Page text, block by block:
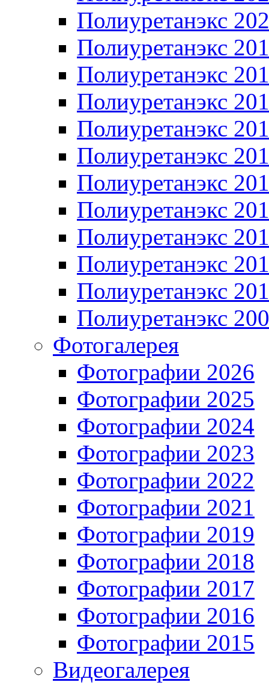
Полиуретанэкс
Полиуретанэкс
Полиуретанэкс
Полиуретанэкс
Полиуретанэкс
Полиуретанэкс
Полиуретанэкс
Полиуретанэкс
Полиуретанэкс
Полиуретанэкс
Полиуретанэкс
Полиуретанэкс
Фотогалерея
Фотографии 2026
Фотографии 2025
Фотографии 2024
Фотографии 2023
Фотографии 2022
Фотографии 2021
Фотографии 2019
Фотографии 2018
Фотографии 2017
Фотографии 2016
Фотографии 2015
Видеогалерея